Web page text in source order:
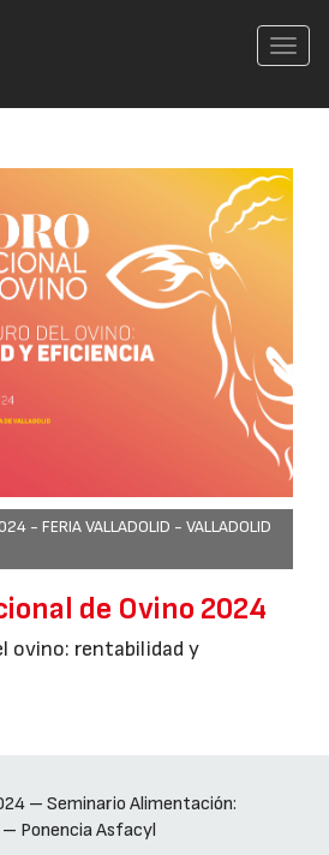
- FERIA VALLADOLID - VALLADOLID
de Ovino 2024
ovino: rentabilidad y
– Seminario Alimentación:
Ponencia Asfacyl